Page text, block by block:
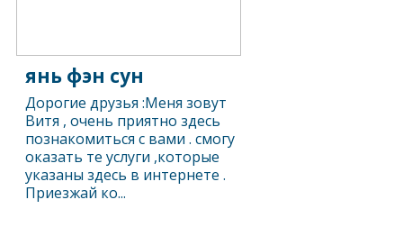
янь фэн сун
Дорогие друзья :Меня зовут
Витя , очень приятно здесь
познакомиться с вами . смогу
оказать те услуги ,которые
указаны здесь в интернете .
Приезжай ко...